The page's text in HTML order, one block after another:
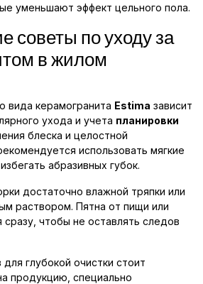
уменьшают эффект цельного пола.
советы по уходу за
в жилом
вида керамогранита Estima зависит
ухода и учета планировки
блеска и целостной
использовать мягкие
абразивных губок.
достаточно влажной тряпки или
раствором. Пятна от пищи или
чтобы не оставлять следов
глубокой очистки стоит
продукцию, специально